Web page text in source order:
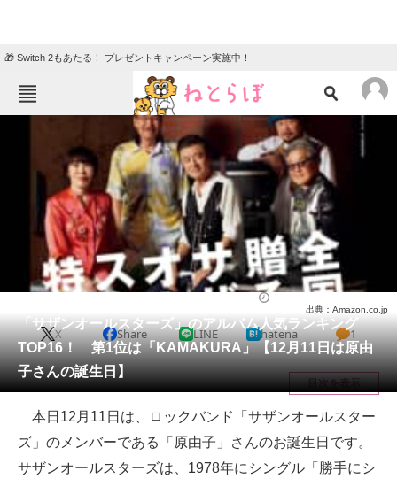
🎁 Switch 2もあたる！ プレゼントキャンペーン実施中！
ニュース
クイズ
地域
教育・育児
動物 リサーチ
会員記事
メディア
注目記事を集めた総合ページ
ITの今と未来を見通す
スマホと通信の最新トレンド
「サザンオールスターズ」のアルバム人気ランキング
TOP16！ 第1位は「KAMAKURA」【12月11日は原由
子さんの誕生日】
出典：Amazon.co.jp
X Share LINE hatena 1
目次を表示
本日12月11日は、ロックバンド「サザンオールスター
ズ」のメンバーである「原由子」さんのお誕生日です。
サザンオールスターズは、1978年にシングル「勝手にシ